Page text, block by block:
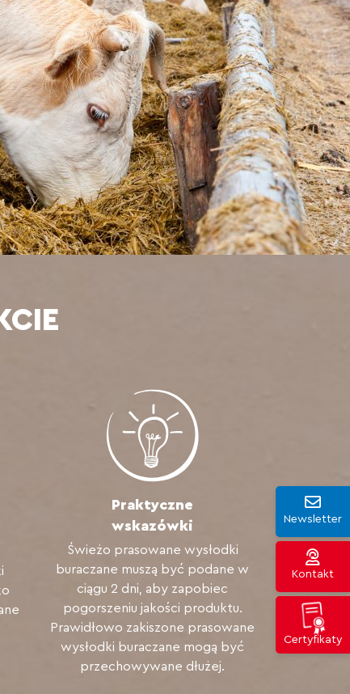
Newsletter
Kontakt
Certyfikaty
Praktyczne
wskazówki
Świeżo prasowane wysłodki
buraczane muszą być podane w
ciągu 2 dni, aby zapobiec
pogorszeniu jakości produktu.
Prawidłowo zakiszone prasowane
wysłodki buraczane mogą być
przechowywane dłużej.